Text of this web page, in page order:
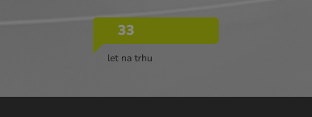
33
let na trhu